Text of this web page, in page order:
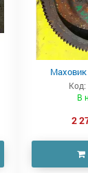
Код:
В
2